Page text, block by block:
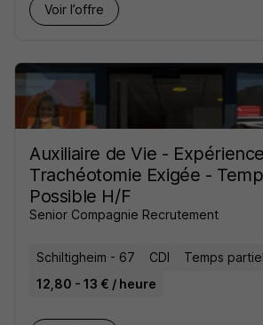
Voir l’offre
Auxiliaire de Vie -
Trachéotomie Exigée -
Possible H/F
Senior Compagnie Recrutement
Schiltigheim - 67 CDI
Temps partiel
12,80 - 13 € / heure